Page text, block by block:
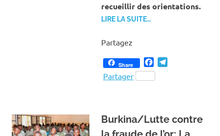
recueillir des orientations.
LIRE LA SUITE…
Partagez
Share Facebook
Partager
Burkina/Lutte contre